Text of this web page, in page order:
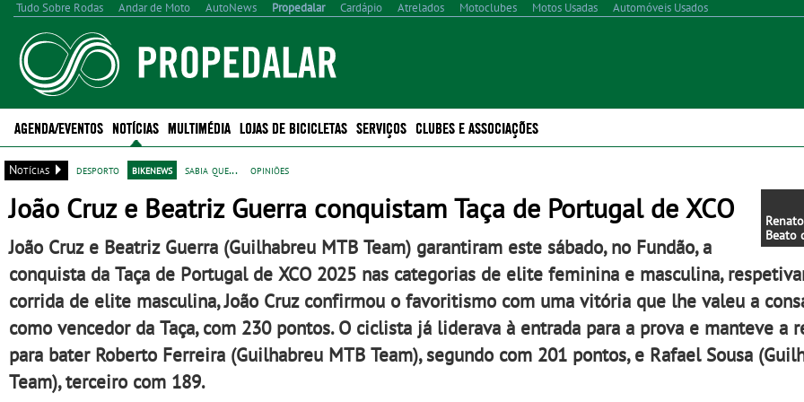
Tudo Sobre Rodas Andar de Moto AutoNews Propedalar Cardápio Atrelados Motoclubes Motos Usadas Automóveis Usados
AGENDA/EVENTOS NOTÍCIAS MULTIMÉDIA LOJAS DE BICICLETAS SERVIÇOS CLUBES E ASSOCIAÇÕES
Notícias desporto bikenews sabia que... opiniões
Beato
títulos
BMX
João Cruz e Beatriz Guerra conquistam Taça de Portugal de XCO
João Cruz e Beatriz Guerra (Guilhabreu MTB Team) garantiram este sábado, no Fundão, a
conquista da Taça de Portugal de XCO 2025 nas categorias de elite feminina e masculina,
corrida de elite masculina, João Cruz confirmou o favoritismo com uma vitória que lhe valeu a
como vencedor da Taça, com 230 pontos. O ciclista já liderava à entrada para a prova e manteve a
para bater Roberto Ferreira (Guilhabreu MTB Team), segundo com 201 pontos, e Rafael Sousa
Team), terceiro com 189.